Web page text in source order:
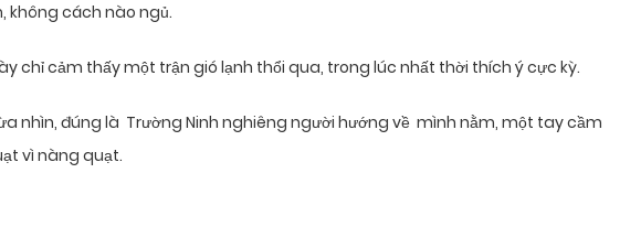
không cách nào ngủ.
chỉ cảm thấy một trận gió lạnh thổi qua, trong lúc nhất thời thích ý cực kỳ.
nhìn, đúng là Trường Ninh nghiêng người hướng về mình nằm, một tay cầm
vì nàng quạt.